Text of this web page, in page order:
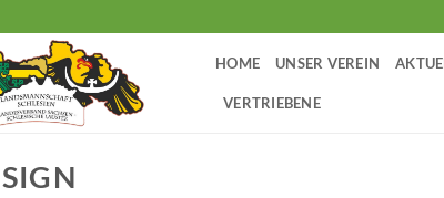
HOME UNSER VEREIN
VERTRIEBENE